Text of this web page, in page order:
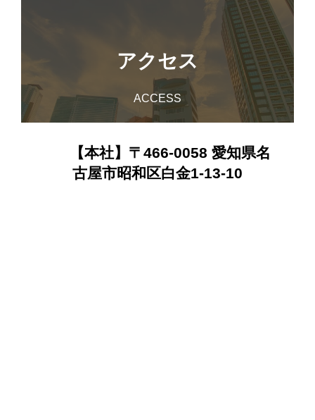
アクセス
ACCESS
【本社】〒466-0058 愛知県名
古屋市昭和区白金1-13-10